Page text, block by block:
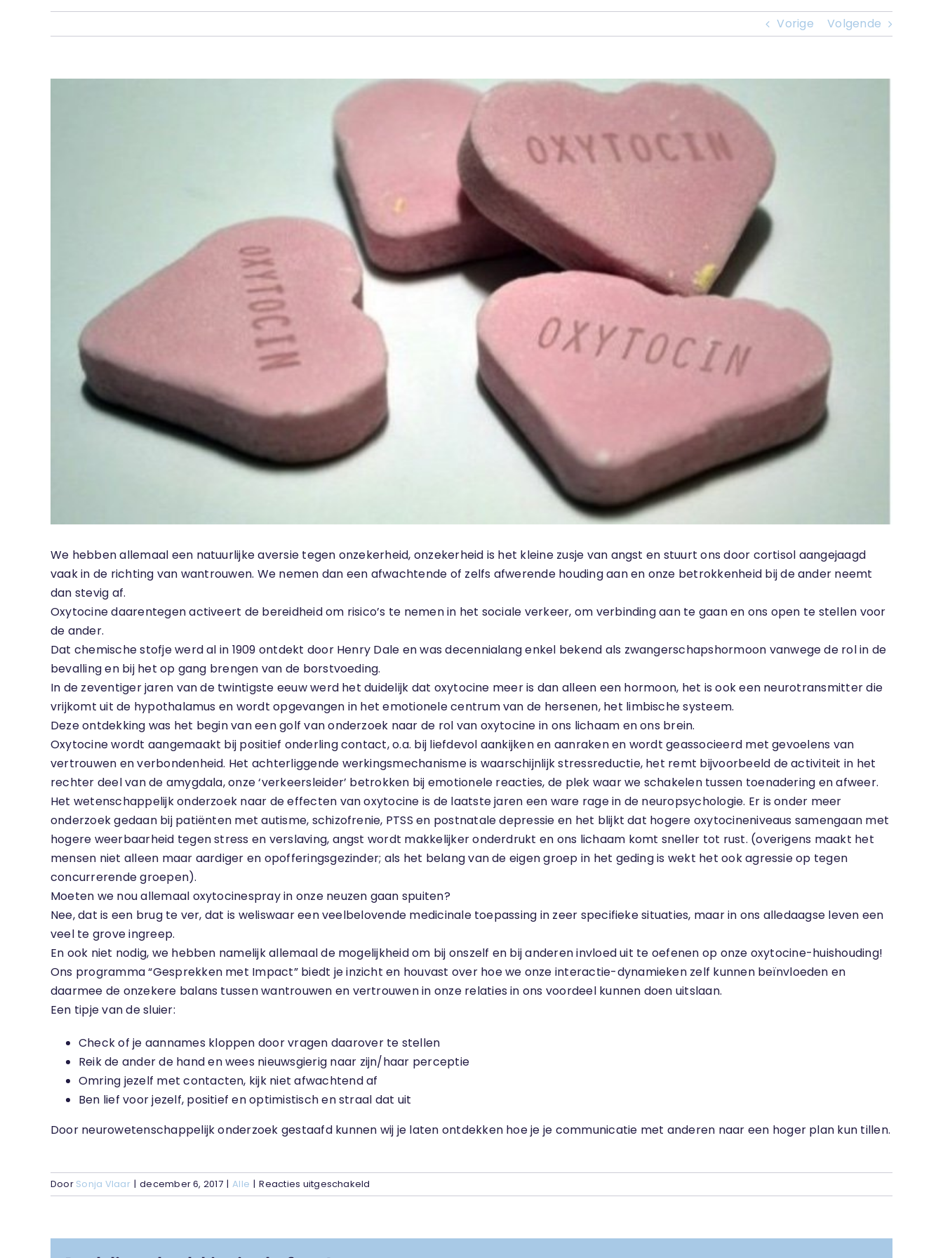
Vorige Volgende
We hebben allemaal een natuurlijke aversie tegen onzekerheid, onzekerheid is het kleine zusje van angst en stuurt ons door cortisol aangejaagd
vaak in de richting van wantrouwen. We nemen dan een afwachtende of zelfs afwerende houding aan en onze betrokkenheid bij de ander neemt
dan stevig af.
Oxytocine daarentegen activeert de bereidheid om risico’s te nemen in het sociale verkeer, om verbinding aan te gaan en ons open te stellen voor
de ander.
Dat chemische stofje werd al in 1909 ontdekt door Henry Dale en was decennialang enkel bekend als zwangerschapshormoon vanwege de rol in de
bevalling en bij het op gang brengen van de borstvoeding.
In de zeventiger jaren van de twintigste eeuw werd het duidelijk dat oxytocine meer is dan alleen een hormoon, het is ook een neurotransmitter die
vrijkomt uit de hypothalamus en wordt opgevangen in het emotionele centrum van de hersenen, het limbische systeem.
Deze ontdekking was het begin van een golf van onderzoek naar de rol van oxytocine in ons lichaam en ons brein.
Oxytocine wordt aangemaakt bij positief onderling contact, o.a. bij liefdevol aankijken en aanraken en wordt geassocieerd met gevoelens van
vertrouwen en verbondenheid. Het achterliggende werkingsmechanisme is waarschijnlijk stressreductie, het remt bijvoorbeeld de activiteit in het
rechter deel van de amygdala, onze ‘verkeersleider’ betrokken bij emotionele reacties, de plek waar we schakelen tussen toenadering en afweer.
Het wetenschappelijk onderzoek naar de effecten van oxytocine is de laatste jaren een ware rage in de neuropsychologie. Er is onder meer
onderzoek gedaan bij patiënten met autisme, schizofrenie, PTSS en postnatale depressie en het blijkt dat hogere oxytocineniveaus samengaan met
hogere weerbaarheid tegen stress en verslaving, angst wordt makkelijker onderdrukt en ons lichaam komt sneller tot rust. (overigens maakt het
mensen niet alleen maar aardiger en opofferingsgezinder; als het belang van de eigen groep in het geding is wekt het ook agressie op tegen
concurrerende groepen).
Moeten we nou allemaal oxytocinespray in onze neuzen gaan spuiten?
Nee, dat is een brug te ver, dat is weliswaar een veelbelovende medicinale toepassing in zeer specifieke situaties, maar in ons alledaagse leven een
veel te grove ingreep.
En ook niet nodig, we hebben namelijk allemaal de mogelijkheid om bij onszelf en bij anderen invloed uit te oefenen op onze oxytocine-huishouding!
Ons programma “Gesprekken met Impact” biedt je inzicht en houvast over hoe we onze interactie-dynamieken zelf kunnen beïnvloeden en
daarmee de onzekere balans tussen wantrouwen en vertrouwen in onze relaties in ons voordeel kunnen doen uitslaan.
Een tipje van de sluier:
Check of je aannames kloppen door vragen daarover te stellen
Reik de ander de hand en wees nieuwsgierig naar zijn/haar perceptie
Omring jezelf met contacten, kijk niet afwachtend af
Ben lief voor jezelf, positief en optimistisch en straal dat uit
Door neurowetenschappelijk onderzoek gestaafd kunnen wij je laten ontdekken hoe je je communicatie met anderen naar een hoger plan kun tillen.
Door Sonja Vlaar | december 6, 2017 | Alle | Reacties uitgeschakeld
Voorbij